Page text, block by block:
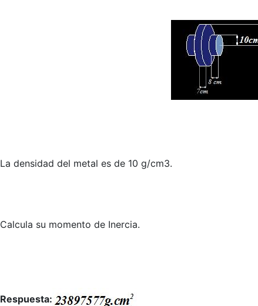
La densidad del metal es de 10 g/cm3.
Calcula su momento de Inercia.
Respuesta: